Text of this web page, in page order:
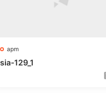
apm
sia-129_1